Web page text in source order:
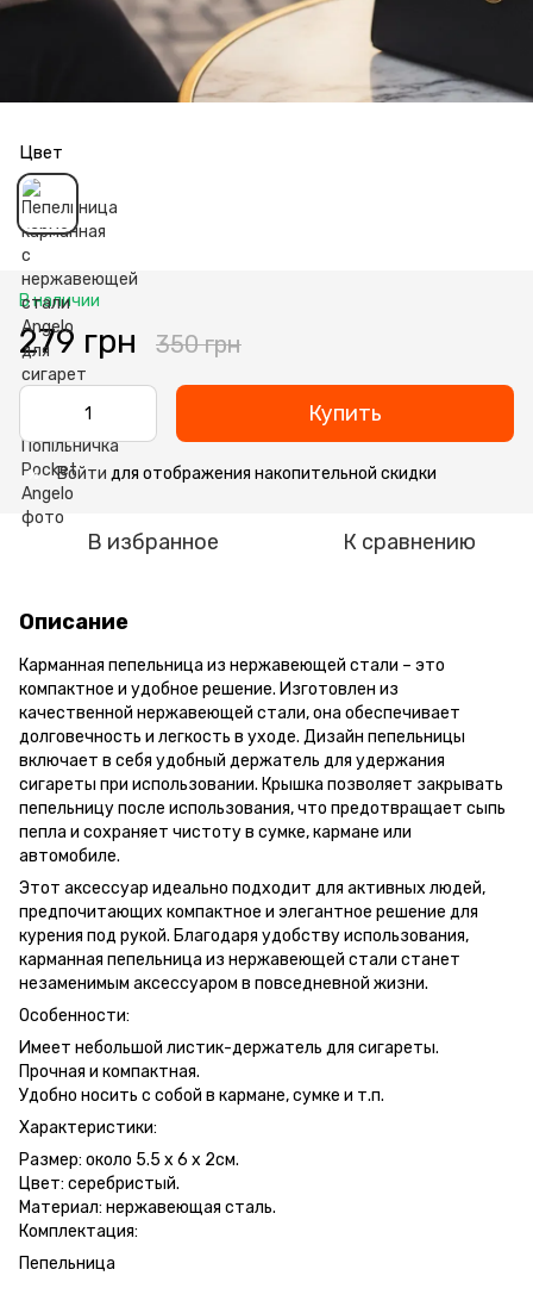
Цвет
В наличии
279 грн 350 грн
Купить
% Войти для отображения накопительной скидки
В избранное К сравнению
Описание
Карманная пепельница из нержавеющей стали – это
компактное и удобное решение. Изготовлен из
качественной нержавеющей стали, она обеспечивает
долговечность и легкость в уходе. Дизайн пепельницы
включает в себя удобный держатель для удержания
сигареты при использовании. Крышка позволяет закрывать
пепельницу после использования, что предотвращает сыпь
пепла и сохраняет чистоту в сумке, кармане или
автомобиле.
Этот аксессуар идеально подходит для активных людей,
предпочитающих компактное и элегантное решение для
курения под рукой. Благодаря удобству использования,
карманная пепельница из нержавеющей стали станет
незаменимым аксессуаром в повседневной жизни.
Особенности:
Имеет небольшой листик-держатель для сигареты.
Прочная и компактная.
Удобно носить с собой в кармане, сумке и т.п.
Характеристики:
Размер: около 5.5 х 6 х 2см.
Цвет: серебристый.
Материал: нержавеющая сталь.
Комплектация:
Пепельница